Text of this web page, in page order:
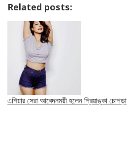
Related posts:
এশিয়ার সেরা আবেদনময়ী হলেন প্রিয়াঙ্কা চোপড়া